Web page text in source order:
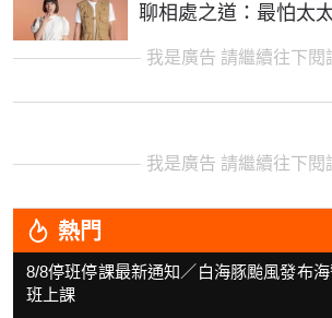
聊相處之道：最怕太
我是廣告 請繼續往下閱
我是廣告 請繼續往下閱
熱門
8/8停班停課最新通知／白海豚颱風發布
班上課